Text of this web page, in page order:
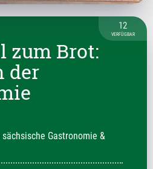
zum Brot:
der
12
VERFÜGBAR
Gastronomie &